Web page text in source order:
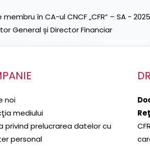
în CA-ul CNCF „CFR” – SA -
General și Director Financiar
noi
mediului
privind prelucrarea datelor cu
personal